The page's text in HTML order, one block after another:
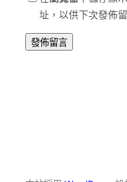
址，以供下次發佈